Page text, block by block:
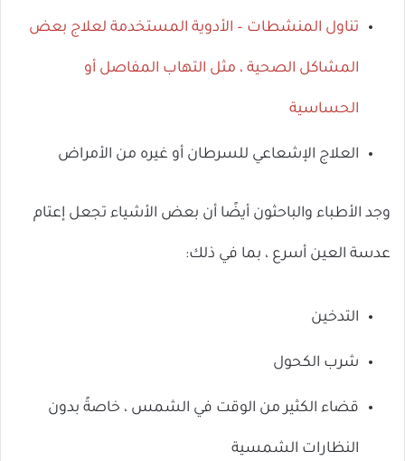
تناول المنشطات – الأدوية المستخدمة لعلاج بعض
المشاكل الصحية ، مثل التهاب المفاصل أو
الحساسية
العلاج الإشعاعي للسرطان أو غيره من الأمراض
وجد الأطباء والباحثون أيضًا أن بعض الأشياء تجعل إعتام
عدسة العين أسرع ، بما في ذلك:
التدخين
شرب الكحول
قضاء الكثير من الوقت في الشمس ، خاصةً بدون
النظارات الشمسية